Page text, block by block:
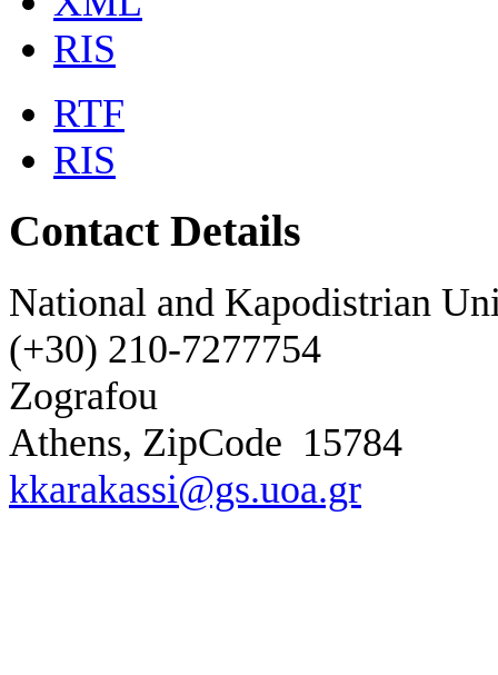
RIS
RTF
RIS
Contact Details
National and Kapodistrian
(+30) 210-7277754
Zografou
Athens, ZipCode 15784
kkarakassi@gs.uoa.gr